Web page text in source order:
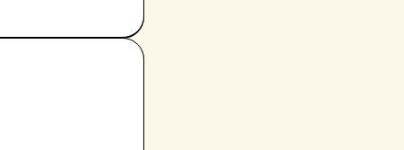
da innescare il
un cammino